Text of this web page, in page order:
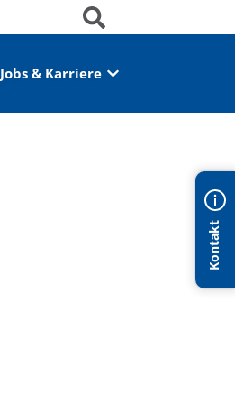
Kontakt
Jobs & Karriere